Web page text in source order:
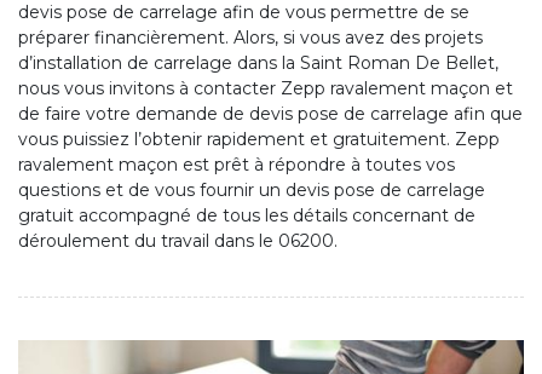
devis pose de carrelage afin de vous permettre de se
préparer financièrement. Alors, si vous avez des projets
d’installation de carrelage dans la Saint Roman De Bellet,
nous vous invitons à contacter Zepp ravalement maçon et
de faire votre demande de devis pose de carrelage afin que
vous puissiez l’obtenir rapidement et gratuitement. Zepp
ravalement maçon est prêt à répondre à toutes vos
questions et de vous fournir un devis pose de carrelage
gratuit accompagné de tous les détails concernant de
déroulement du travail dans le 06200.